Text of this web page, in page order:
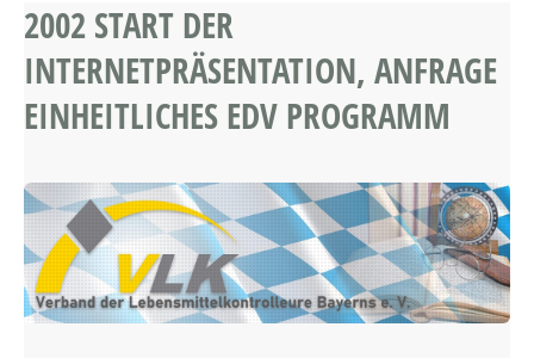
2002 START DER
INTERNETPRÄSENTATION, ANFRAGE
EINHEITLICHES EDV PROGRAMM